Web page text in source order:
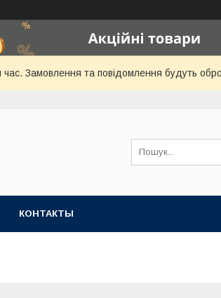
час. Замовлення та повідомлення будуть
КОНТАКТЫ